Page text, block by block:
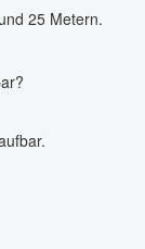
25 Metern.